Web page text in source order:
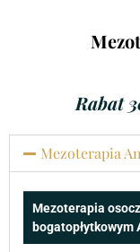
Rabat
Mezoterapia
Mezoterapia
bogatopłytkowym